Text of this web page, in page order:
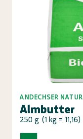
ANDECHSER NATUR
Almbutter
250 g (1 kg = 11,16)